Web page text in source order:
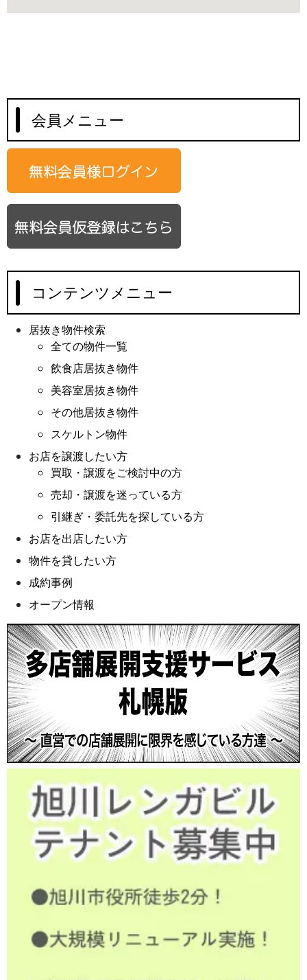
会員メニュー
コンテンツメニュー
居抜き物件検索
全ての物件一覧
飲食店居抜き物件
美容室居抜き物件
その他居抜き物件
スケルトン物件
お店を譲渡したい方
買取・譲渡をご検討中の方
売却・譲渡を迷っている方
引継ぎ・委託先を探している方
お店を出店したい方
物件を貸したい方
成約事例
オープン情報